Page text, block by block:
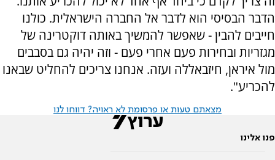
הדבר הבסיסי הוא לדבר אל החברה הישראלית. כולנו
חייבים להבין - שאפשר להמשיך באותה דוקטרינה של
מגזריות ובחירות פעם אחרי פעם - וזה יהיה גם בסבבים
מול איראן, חיזבאללה ועזה. אנחנו צריכים להחליט שבאנו
להכריע".
מצאתם טעות או פרסומת לא ראויה? דווחו לנו
פנו אלינו